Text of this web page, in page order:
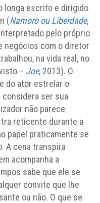
longa escrito e dirigido
(Namoro ou Liberdade,
pelo próprio
negócios com o diretor
na vida real, no
– Joe, 2013). O
do ator estrelar o
ser sua
não parece
reticente durante a
papel praticamente se
A cena transpira
acompanha a
sabe que ele se
convite que lhe
ou não. O que se